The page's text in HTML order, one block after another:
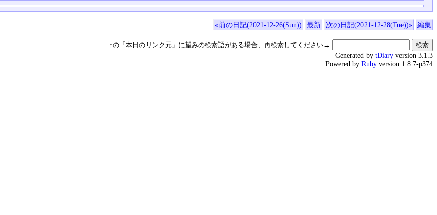
«前の日記(2021-12-26(Sun)) 最新 次の日記(2021-12-28(Tue))» 編集
↑の「本日のリンク元」に望みの検索語がある場合、再検索してください→
Generated by tDiary version 3.1.3
Powered by Ruby version 1.8.7-p374